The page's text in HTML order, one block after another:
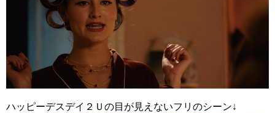
ハッピーデスデイ２Ｕの目が見えないフリのシーン↓